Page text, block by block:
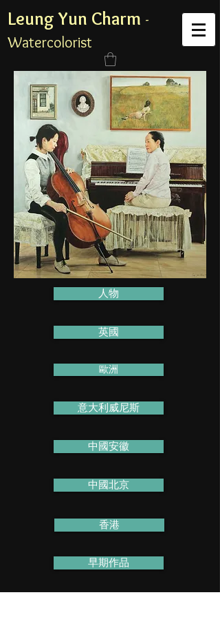
Leung Yun Charm -
Watercolorist
人物
英國
歐洲
意大利威尼斯
中國安徽
中國北京
香港
早期作品